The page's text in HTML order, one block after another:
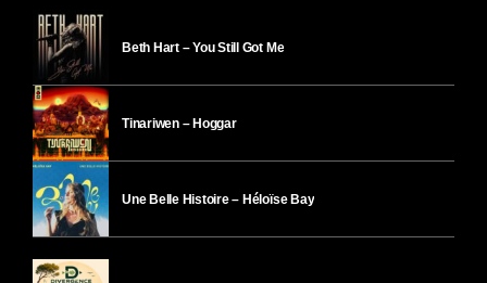
Beth Hart – You Still Got Me
Tinariwen – Hoggar
Une Belle Histoire – Héloïse Bay